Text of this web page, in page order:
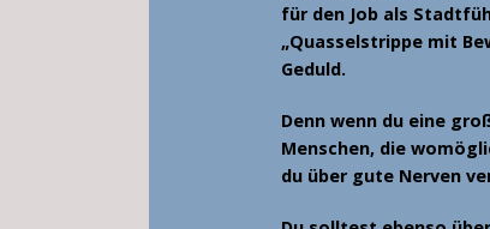
für den Job als
„Quasselstrippe mit
Geduld.
Denn wenn du eine
Menschen, die
du über gute Nerven